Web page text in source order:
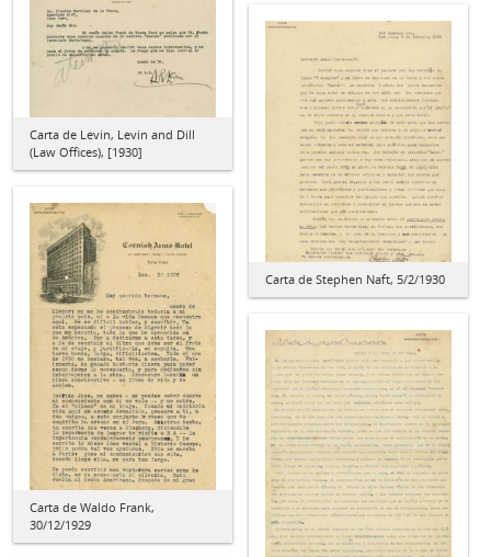
Carta de Levin, Levin and Dill
(Law Offices), [1930]
Carta de Stephen Naft, 5/2/1930
Carta de Waldo Frank,
30/12/1929